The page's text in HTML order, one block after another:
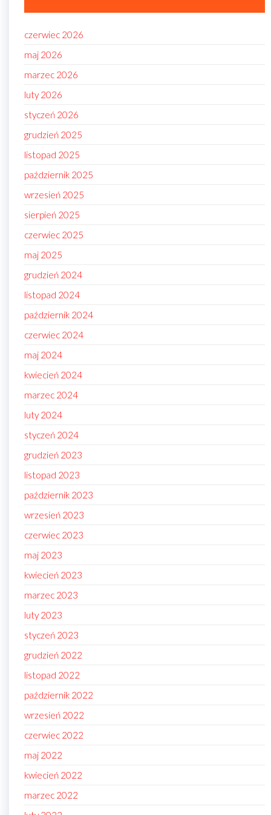
czerwiec 2026
maj 2026
marzec 2026
luty 2026
styczeń 2026
grudzień 2025
listopad 2025
październik 2025
wrzesień 2025
sierpień 2025
czerwiec 2025
maj 2025
grudzień 2024
listopad 2024
październik 2024
czerwiec 2024
maj 2024
kwiecień 2024
marzec 2024
luty 2024
styczeń 2024
grudzień 2023
listopad 2023
październik 2023
wrzesień 2023
czerwiec 2023
maj 2023
kwiecień 2023
marzec 2023
luty 2023
styczeń 2023
grudzień 2022
listopad 2022
październik 2022
wrzesień 2022
czerwiec 2022
maj 2022
kwiecień 2022
marzec 2022